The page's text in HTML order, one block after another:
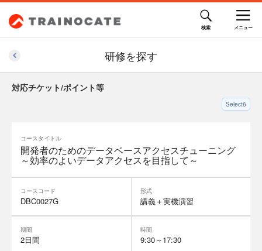
研修を探す
対応チケット/ポイント等
Select6
コースタイトル
開発者のためのデータベースアクセスチューニング
～効率のよいデータアクセスを目指して～
コースコード
DBC0027G
形式
講義＋実機演習
期間
2日間
時間
9:30～17:30